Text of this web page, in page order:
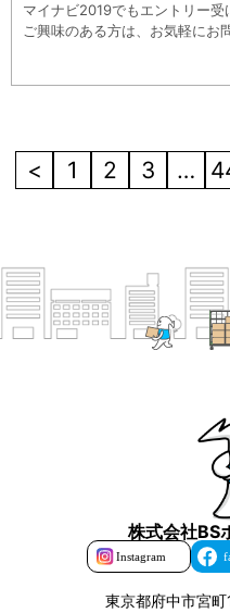
マイナビ2019でもエントリー受
ご興味のある方は、お気軽にお
< 1 2 3 …
株式会社BS
東京都府中市宮